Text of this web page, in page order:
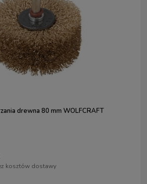
drewna 80 mm WOLFCRAFT
kosztów dostawy